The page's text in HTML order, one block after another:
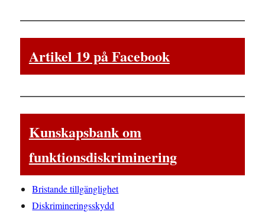
Artikel 19 på Facebook
Kunskapsbank om
funktionsdiskriminering
Bristande tillgänglighet
Diskrimineringsskydd